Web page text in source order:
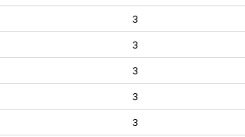
3
3
3
3
3